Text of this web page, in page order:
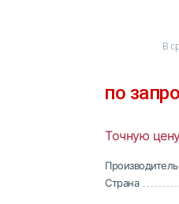
В
по
Точную
Производитель
Страна